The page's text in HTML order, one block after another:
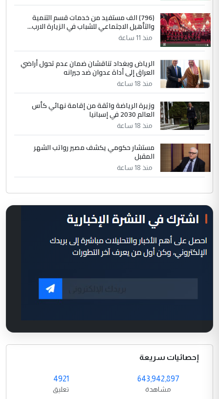
(796) الف مستفيد من خدمات قسم التنمية
والتأهيل الاجتماعي للشباب في الزيارة الارب...
منذ 11 ساعة
الرياض وبغداد تناقشان ضمان عدم تحول أراضي
العراق إلى أداة عدوان ضد جيرانه
منذ 18 ساعة
وزيرة الرياضة واثقة من إقامة نهائي كأس
العالم 2030 في إسبانيا
منذ 18 ساعة
مستشار حكومي يكشف مصير رواتب الشهر
المقبل
منذ 18 ساعة
إحصائيات سريعة
643,942,897
مشاهدة
4921
تعليق